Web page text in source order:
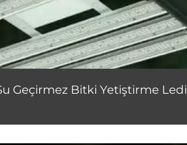
Geçirmez Bitki Yetiştirme Ledi